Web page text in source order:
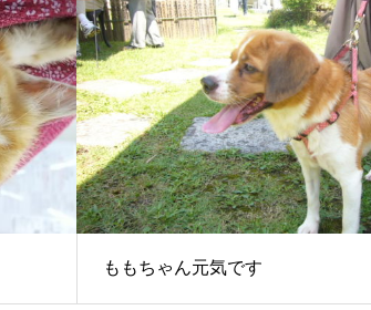
ももちゃん元気です